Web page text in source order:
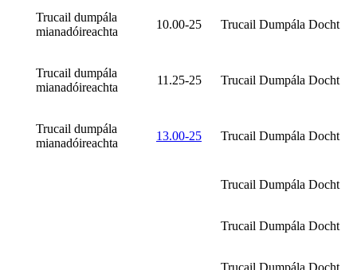
Trucail dumpála
mianadóireachta
10.00-25 Trucail Dumpála Docht
Trucail dumpála
mianadóireachta
11.25-25 Trucail Dumpála Docht
Trucail dumpála
mianadóireachta
13.00-25 Trucail Dumpála Docht
Trucail Dumpála Docht
Trucail Dumpála Docht
Trucail Dumpála Docht